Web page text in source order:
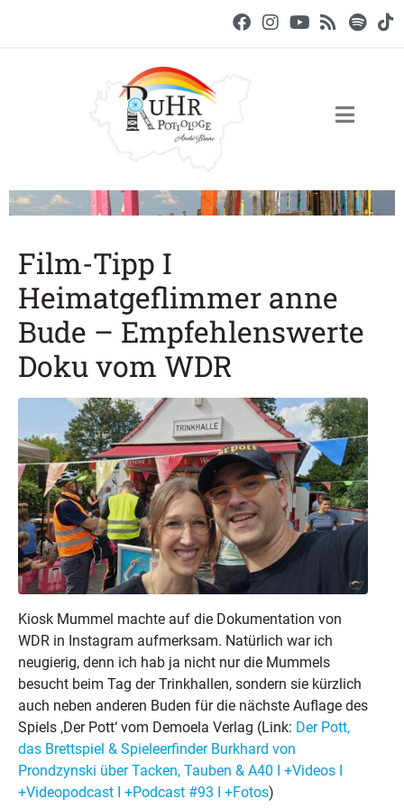
Film-Tipp I
Heimatgeflimmer anne
Bude – Empfehlenswerte
Doku vom WDR
Kiosk Mummel machte auf die Dokumentation von
WDR in Instagram aufmerksam. Natürlich war ich
neugierig, denn ich hab ja nicht nur die Mummels
besucht beim Tag der Trinkhallen, sondern sie kürzlich
auch neben anderen Buden für die nächste Auflage des
Spiels ‚Der Pott‘ vom Demoela Verlag (Link: Der Pott,
das Brettspiel & Spieleerfinder Burkhard von
Prondzynski über Tacken, Tauben & A40 I +Videos I
+Videopodcast I +Podcast #93 I +Fotos)